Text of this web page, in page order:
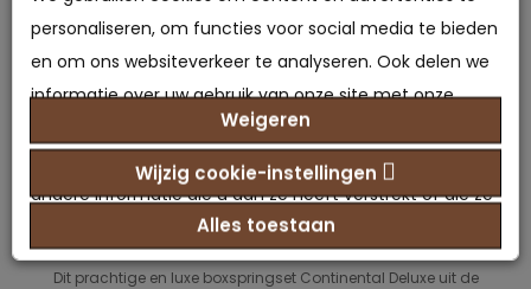
Boxspring Continental 2 persoons
Complete boxspring voor een zeer betaalbare prijs. De Boxspring
CONTINENTAL heeft een modern gecapit..
Prijs:€599,00
Boxspring Continental DELUXE - Compleet
Boxspring
Dit prachtige en luxe boxspringset Continental Deluxe uit de
personaliseren, om functies voor social media te bieden
en om ons websiteverkeer te analyseren. Ook delen we
informatie over uw gebruik van onze site met onze
partners voor social media, adverteren en analyse. Deze
partners kunnen deze gegevens combineren met
andere informatie die u aan ze heeft verstrekt of die ze
hebben verzameld op basis van uw gebruik van hun
services.
Weigeren
Wijzig cookie-instellingen
Alles toestaan